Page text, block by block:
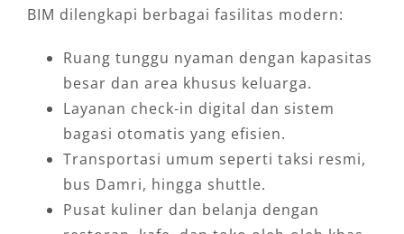
BIM dilengkapi berbagai fasilitas modern:
Ruang tunggu nyaman dengan kapasitas
besar dan area khusus keluarga.
Layanan check-in digital dan sistem
bagasi otomatis yang efisien.
Transportasi umum seperti taksi resmi,
bus Damri, hingga shuttle.
Pusat kuliner dan belanja dengan